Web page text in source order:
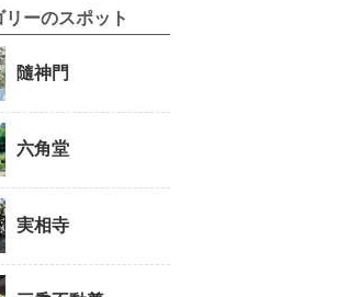
リーのスポット
隨神門
六角堂
実相寺